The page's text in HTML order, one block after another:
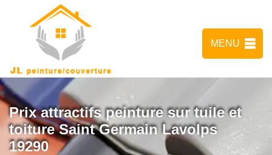
MENU
Prix attractifs peinture sur tuile et
toiture Saint Germain Lavolps
19290